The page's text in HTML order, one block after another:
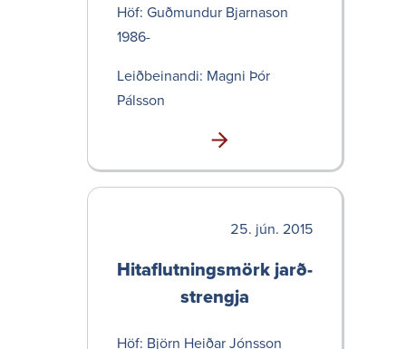
Höf: Guðmundur Bjarnason
1986-
Leið­bein­andi: Magni Þór
Pálsson
jún. 2015
Hita­flutn­ings­mörk jarð­
strengja
Höf: Björn Heiðar Jónsson